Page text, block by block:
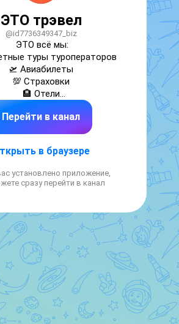
ЭТО трэвел
@id7736349347_biz
ЭТО всё мы:
туры туроператоров
🛫 Авиабилеты
💯 Страховки
🏨 Отели
🚢 Круизы
способы оплат
партнерство
Перейти в канал
в браузере
установлено приложение,
сразу перейти в канал